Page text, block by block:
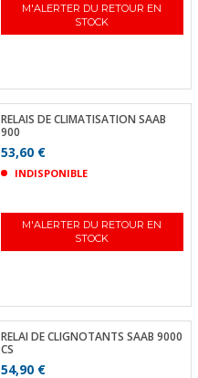
M'ALERTER DU RETOUR EN
STOCK
RELAIS DE CLIMATISATION SAAB
900
53,60 €
INDISPONIBLE
M'ALERTER DU RETOUR EN
STOCK
RELAI DE CLIGNOTANTS SAAB 9000
CS
54,90 €